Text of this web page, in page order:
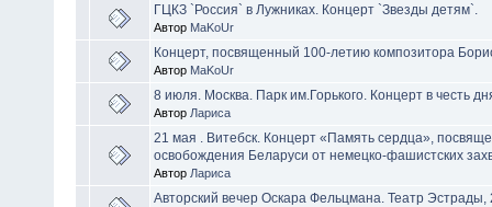
ГЦКЗ `Россия` в Лужниках. Концерт `Звезды детям`.
Автор MaKoUr
Концерт, посвященный 100-летию композитора
Автор MaKoUr
8 июля. Москва. Парк им.Горького. Концерт в честь
Автор Лариса
21 мая . Витебск. Концерт «Память сердца»,
освобождения Беларуси от немецко-фашистских
Автор Лариса
Авторский вечер Оскара Фельцмана. Театр Эстрады,